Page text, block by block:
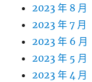
2023 年 8 月
2023 年 7 月
2023 年 6 月
2023 年 5 月
2023 年 4 月